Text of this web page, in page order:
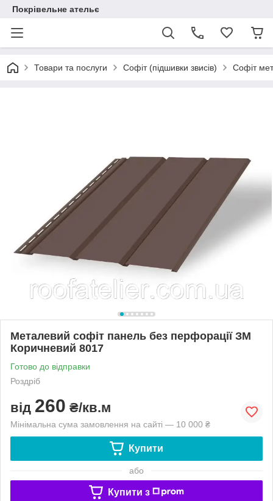
Покрівельне ательє
Товари та послуги Софіт (підшивки звисів) Софіт
Металевий софіт панель без перфорації ЗМ
Коричневий 8017
Готово до відправки
Роздріб
від 260 ₴/кв.м
Мінімальна сума замовлення на сайті — 10 000 ₴
Купити
або
Купити з